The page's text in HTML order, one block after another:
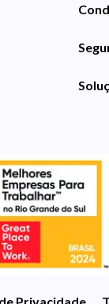
Privacidade